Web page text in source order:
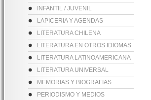
INFANTIL / JUVENIL
LAPICERIA Y AGENDAS
LITERATURA CHILENA
LITERATURA EN OTROS IDIOMAS
LITERATURA LATINOAMERICANA
LITERATURA UNIVERSAL
MEMORIAS Y BIOGRAFIAS
PERIODISMO Y MEDIOS